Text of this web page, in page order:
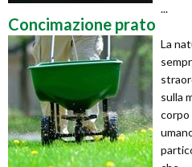
...
Concimazione prato
La
sulla
corpo